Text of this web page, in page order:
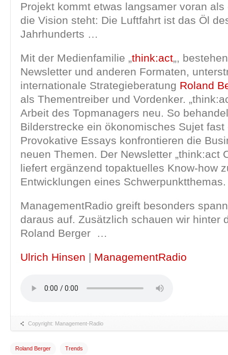
Projekt kommt etwas langsamer voran als
die Vision steht: Die Luftfahrt ist das Öl
Jahrhunderts …
Mit der Medienfamilie „think:act„,
Newsletter und anderen Formaten,
internationale Strategieberatung Roland
als Thementreiber und Vordenker.
Arbeit des Topmanagers neu. So
Bilderstrecke ein ökonomisches Sujet fast
Provokative Essays konfrontieren die
neuen Themen. Der Newsletter „think:act
liefert ergänzend topaktuelles Know-how
Entwicklungen eines Schwerpunktthemas.
ManagementRadio greift besonders
daraus auf. Zusätzlich schauen wir hinter
Roland Berger …
Ulrich Hinsen | ManagementRadio
Copyright: Management-Radio
Roland Berger Trends